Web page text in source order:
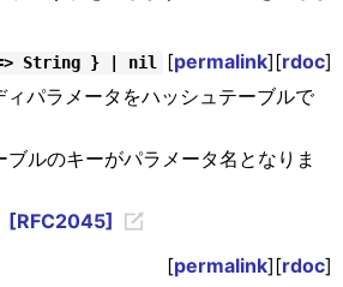
String } | nil [permalink][rdoc]
ィパラメータをハッシュテーブルで
ブルのキーがパラメータ名となりま
[RFC2045]
[permalink][rdoc]